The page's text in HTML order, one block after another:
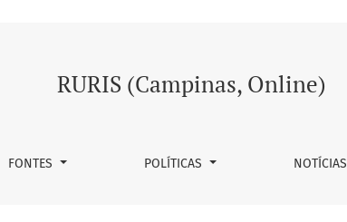
RURIS (Campinas, Online)
FONTES POLÍTICAS NOTÍCIAS